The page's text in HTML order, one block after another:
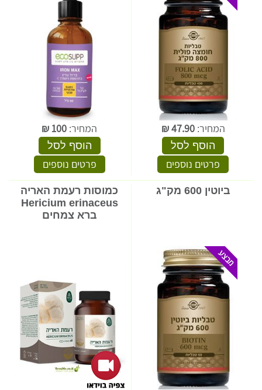
המחיר:47.90
₪
הוסף לסל
פרטים נוספים
המחיר: 100
₪
הוסף לסל
פרטים נוספים
ביוטין 600 מק"ג
כמוסות רעמת האריה
Hericium erinaceus
ברא צמחים